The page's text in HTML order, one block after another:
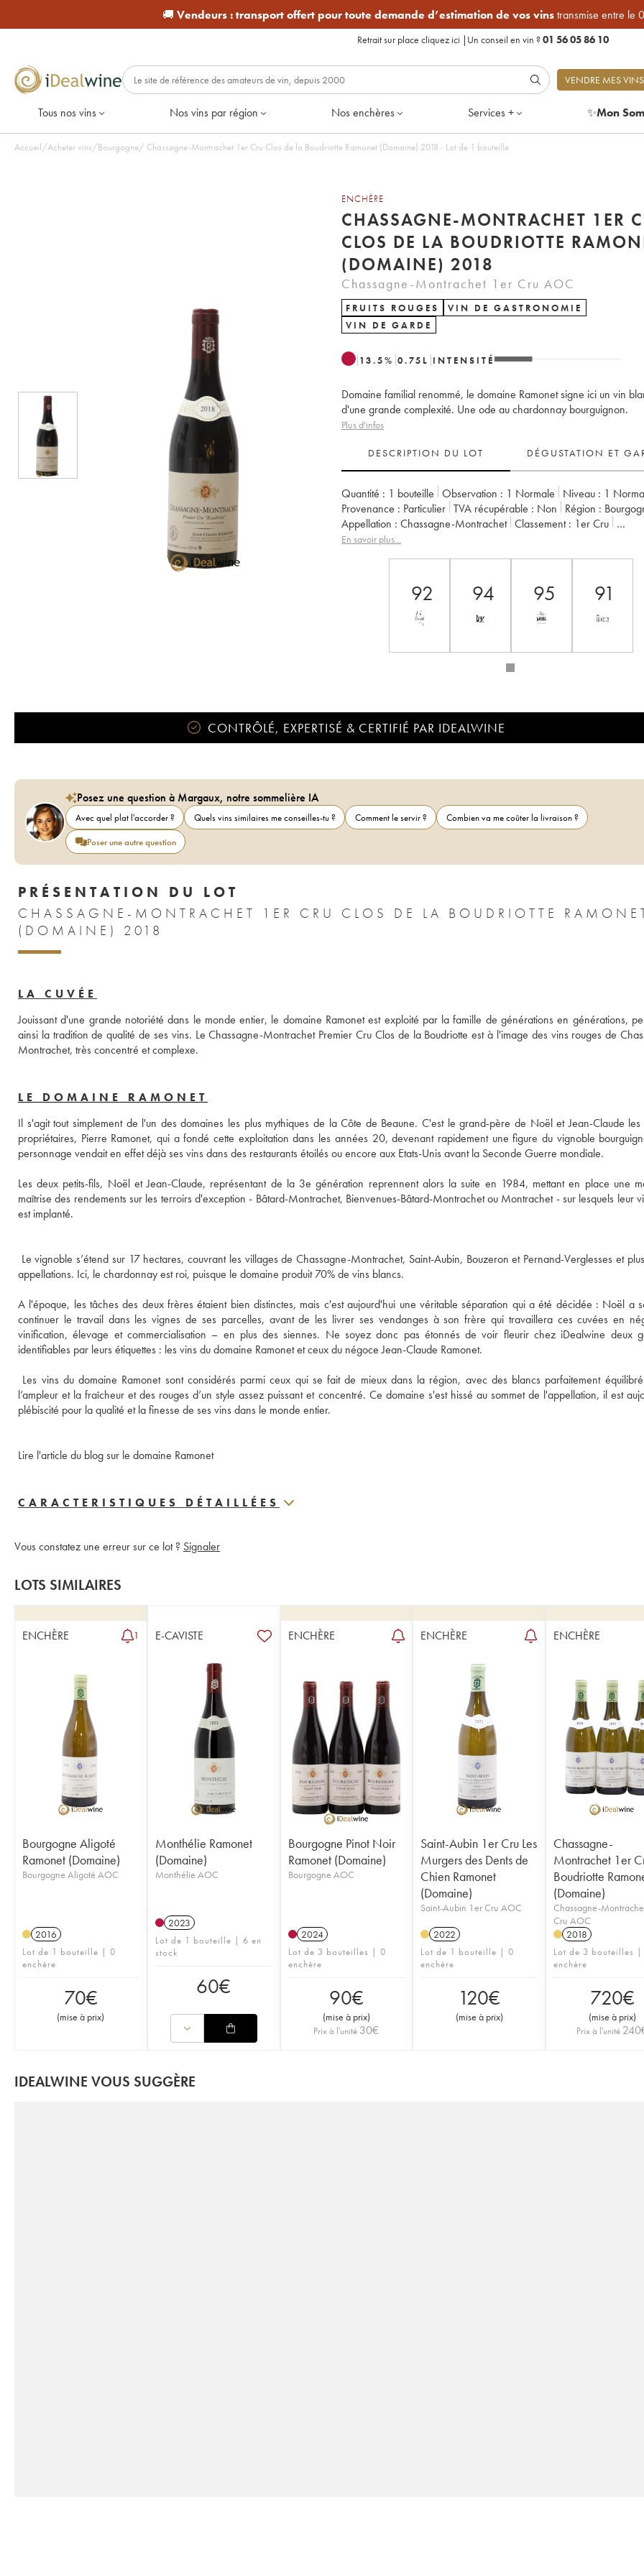
🚚 Vendeurs :transport offert pour toute demande d’estimation de vos vinstransmise entre le
Retrait sur place cliquez ici | Un conseil en vin ?01 56 05 86 10
VENDRE MES VINS
Tous nos vins Nos vins par région Nos enchères Services + ✨Mon
Accueil/Acheter vins/Bourgogne/ Chassagne-Montrachet 1er Cru Clos de la Boudriotte Ramonet (Domaine) 2018 - Lot de 1 bouteille
ENCHÈRE
CHASSAGNE-MONTRACHET 1ER
CLOS DE LA BOUDRIOTTE
(DOMAINE) 2018
Chassagne-Montrachet 1er Cru AOC
FRUITS ROUGES
VIN DE GASTRONOMIE
VIN DE GARDE
13.5% 0.75 L INTENSITÉ
Domaine familial renommé, le domaine Ramonet signe ici un vin
d'une grande complexité. Une ode au chardonnay bourguignon.
Plus d'infos
DESCRIPTION DU LOT DÉGUSTATION ET
Quantité : 1 bouteille Observation : 1 Normale Niveau : 1
Provenance : particulier TVA récupérable : non Région :
Appellation :
Chassagne-Montrachet Classement :
1er Cru
Propriétaire :
En savoir plus...
92 94 95 91
CONTRÔLÉ, EXPERTISÉ & CERTIFIÉ PAR IDEALWINE
Posez une question à Margaux, notre sommelière IA
Avec quel plat l'accorder ? Quels vins similaires me conseilles-tu ? Comment le servir ?
Combien va me coûter la livraison ?
Poser une autre question
PRÉSENTATION DU LOT
CHASSAGNE-MONTRACHET 1ER CRU CLOS DE LA BOUDRIOTTE
(DOMAINE) 2018
LA CUVÉE
Jouissant d'une grande notoriété dans le monde entier, le domaine Ramonet est exploité par la famille de générations en générations,
ainsi la tradition de qualité de ses vins. Le Chassagne-Montrachet Premier Cru Clos de la Boudriotte est à l'image des vins rouges de
Montrachet, très concentré et complexe.
LE DOMAINE RAMONET
Il s'agit tout simplement de l'un des domaines les plus mythiques de la Côte de Beaune. C'est le grand-père de Noël et Jean-Claude les
propriétaires, Pierre Ramonet, qui a fondé cette exploitation dans les années 20, devenant rapidement une figure du vignoble
Les deux petits-fils, Noël et Jean-Claude, représentant de la 3e génération reprennent alors la suite en 1984, mettant en place une
maîtrise des rendements sur les terroirs d'exception - Bâtard-Montrachet, Bienvenues-Bâtard-Montrachet ou Montrachet - sur lesquels leur
Le vignoble s’étend sur 17 hectares, couvrant les villages de Chassagne-Montrachet, Saint-Aubin, Bouzeron et Pernand-Verglesses et
A l'époque, les tâches des deux frères étaient bien distinctes, mais c'est aujourd'hui une véritable séparation qui a été décidée : Noël a
continuer le travail dans les vignes de ses parcelles, avant de les livrer ses vendanges à son frère qui travaillera ces cuvées en
vinification, élevage et commercialisation – en plus des siennes. Ne soyez donc pas étonnés de voir fleurir chez iDealwine deux
Les vins du domaine Ramonet sont considérés parmi ceux qui se fait de mieux dans la région, avec des blancs parfaitement
l’ampleur et la fraîcheur et des rouges d’un style assez puissant et concentré. Ce domaine s'est hissé au sommet de l'appellation, il est
Lire l'article du blog sur le domaine Ramonet
CARACTERISTIQUES DÉTAILLÉES
Vous constatez une erreur sur ce lot ? Signaler
LOTS SIMILAIRES
ENCHÈRE 1
Bourgogne Aligoté
Ramonet (Domaine)
Bourgogne Aligoté AOC
2016
Lot de 1 bouteille | 0
enchère
70€
(mise à prix)
E-CAVISTE
Monthélie Ramonet
(Domaine)
Monthélie AOC
2023
Lot de 1 bouteille | 6 en
stock
60€
ENCHÈRE
Bourgogne Pinot Noir
Ramonet (Domaine)
Bourgogne AOC
2024
Lot de 3 bouteilles | 0
enchère
90€
(mise à prix)
Prix à l'unité 30€
ENCHÈRE
Saint-Aubin 1er Cru Les
Murgers des Dents de
Chien Ramonet
(Domaine)
Saint-Aubin 1er Cru AOC
2022
Lot de 1 bouteille | 0
enchère
120€
(mise à prix)
ENCHÈRE
Chassagne-
Montrachet 1er
Boudriotte
(Domaine)
Chassagne-
Cru AOC
2018
Lot de 3 bouteilles
enchère
720€
(mise à prix)
Prix à l'unité 240
IDEALWINE VOUS SUGGÈRE